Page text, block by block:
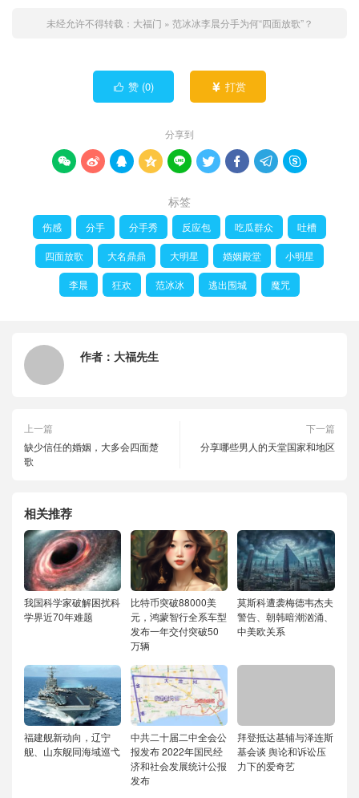
未经允许不得转载： 大福门 » 范冰冰李晨分手为何“四面放歌”？
 赞 (0)  打赏
分享到
        
标签
伤感 分手 分手秀 反应包 吃瓜群众 吐槽
四面放歌 大名鼎鼎 大明星 婚姻殿堂 小明星
李晨 狂欢 范冰冰 逃出围城 魔咒
作者： 大福先生
上一篇
缺少信任的婚姻，大多会四面楚
歌
下一篇
分享哪些男人的天堂国家和地区
相关推荐
我国科学家破解困扰科
学界近70年难题
比特币突破88000美
元，鸿蒙智行全系车型
发布一年交付突破50
万辆
莫斯科遭袭梅德韦杰夫
警告、朝韩暗潮汹涌、
中美欧关系
福建舰新动向，辽宁
舰、山东舰同海域巡弋
中共二十届二中全会公
报发布 2022年国民经
济和社会发展统计公报
发布
拜登抵达基辅与泽连斯
基会谈 舆论和诉讼压
力下的爱奇艺